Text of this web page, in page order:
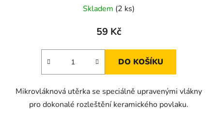
Skladem (2 ks)
59 Kč
DO KOŠÍKU
Mikrovláknová utěrka se speciálně upravenými vlákny
pro dokonalé rozleštění keramického povlaku.